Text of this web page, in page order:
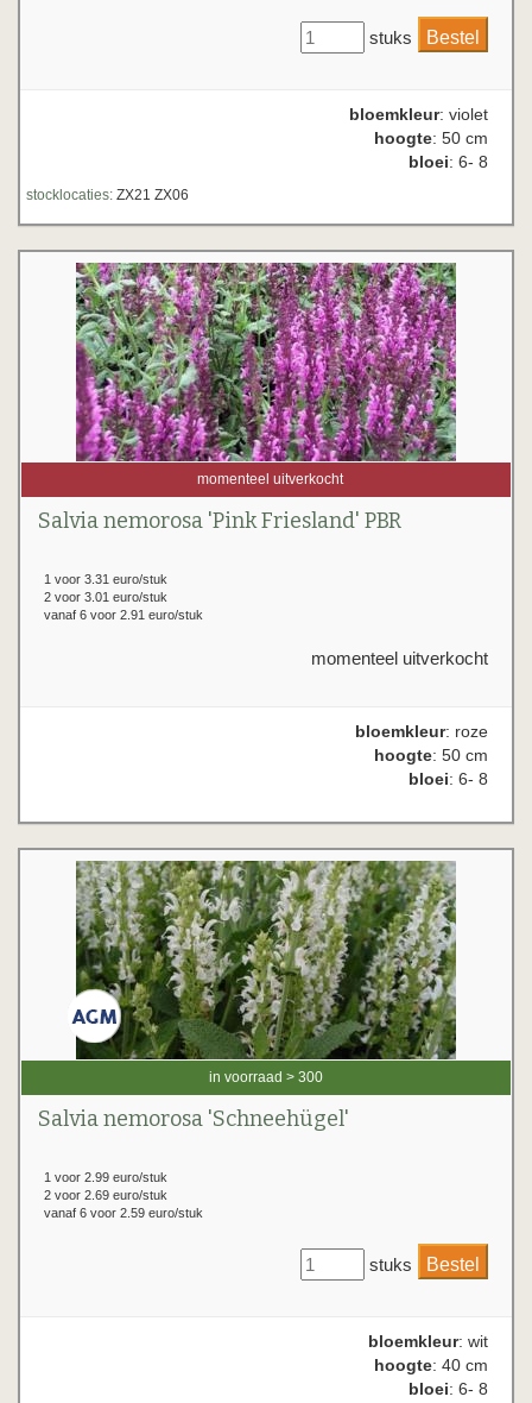
stuks
bloemkleur: violet
hoogte: 50 cm
bloei: 6- 8
stocklocaties: ZX21 ZX06
momenteel uitverkocht
Salvia nemorosa 'Pink Friesland' PBR
1 voor 3.31 euro/stuk
2 voor 3.01 euro/stuk
vanaf 6 voor 2.91 euro/stuk
momenteel uitverkocht
bloemkleur: roze
hoogte: 50 cm
bloei: 6- 8
in voorraad > 300
Salvia nemorosa 'Schneehügel'
1 voor 2.99 euro/stuk
2 voor 2.69 euro/stuk
vanaf 6 voor 2.59 euro/stuk
stuks
bloemkleur: wit
hoogte: 40 cm
bloei: 6- 8